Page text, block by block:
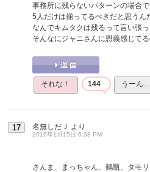
事務所に残らないパターンの場合で
5人だけは揃ってるべきだと思うん
なんでキムタクは残るって言い張っ
そんなにジャニさんに恩義感じてる
それな！ 144 うーん…
17 名無しだＪ より
2016年1月15日 6:38 PM
さんま、まっちゃん、鶴瓶、タモ